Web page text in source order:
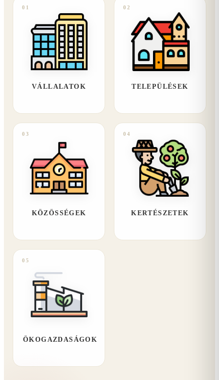
01
VÁLLALATOK
02
TELEPÜLÉSEK
03
KÖZÖSSÉGEK
04
KERTÉSZETEK
05
ÖKOGAZDASÁGOK